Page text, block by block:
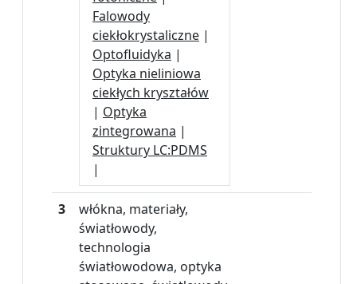
Falowody
ciekłokrystaliczne |
Optofluidyka |
Optyka nieliniowa
ciekłych kryształów
| Optyka
zintegrowana |
Struktury LC:PDMS
|
3
włókna, materiały,
światłowody,
technologia
światłowodowa, optyka